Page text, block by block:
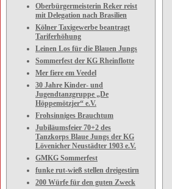
Oberbürgermeisterin Reker reist
mit Delegation nach Brasilien
Kölner Taxigewerbe beantragt
Tariferhöhung
Leinen Los für die Blauen Jungs
Sommerfest der KG Rheinflotte
Mer fiere em Veedel
30 Jahre Kinder- und
Jugendtanzgruppe „De
Höppemötzjer“ e.V.
Frohsinniges Brauchtum
Jubiläumsfeier 70+2 des
Tanzkorps Blaue Jungs der KG
Lövenicher Neustädter 1903 e.V.
GMKG Sommerfest
funke rut-wieß stellen dreigestirn
200 Würfe für den guten Zweck